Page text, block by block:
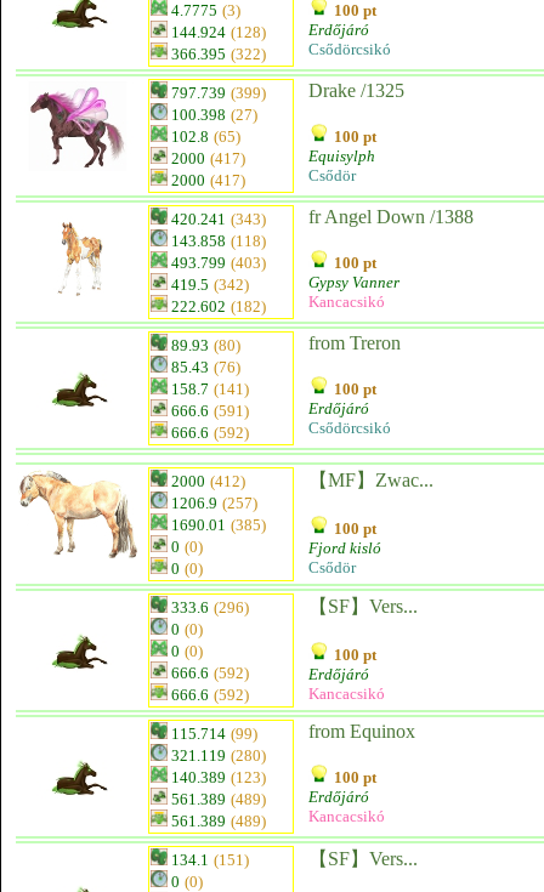
4.7775 (3)
144.924 (128)
366.395 (322)
100 pt
Erdőjáró
Csődörcsikó
797.739 (399)
100.398 (27)
102.8 (65)
2000 (417)
2000 (417)
Drake /1325
100 pt
Equisylph
Csődör
420.241 (343)
143.858 (118)
493.799 (403)
419.5 (342)
222.602 (182)
fr Angel Down /1388
100 pt
Gypsy Vanner
Kancacsikó
89.93 (80)
85.43 (76)
158.7 (141)
666.6 (591)
666.6 (592)
from Treron
100 pt
Erdőjáró
Csődörcsikó
2000 (412)
1206.9 (257)
1690.01 (385)
0 (0)
0 (0)
【MF】Zwac...
100 pt
Fjord kisló
Csődör
333.6 (296)
0 (0)
0 (0)
666.6 (592)
666.6 (592)
【SF】Vers...
100 pt
Erdőjáró
Kancacsikó
115.714 (99)
321.119 (280)
140.389 (123)
561.389 (489)
561.389 (489)
from Equinox
100 pt
Erdőjáró
Kancacsikó
134.1 (151)
0 (0)
【SF】Vers...